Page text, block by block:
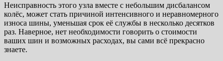
Неисправность этого узла вместе с небольшим дисбалансом
колёс, может стать причиной интенсивного и неравномерного
износа шины, уменьшая срок её службы в несколько десятков
раз. Наверное, нет необходимости говорить о стоимости
ваших шин и возможных расходах, вы сами всё прекрасно
знаете.